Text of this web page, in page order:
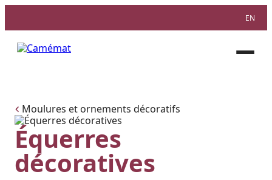
EN
Moulures et ornements décoratifs
Équerres
décoratives